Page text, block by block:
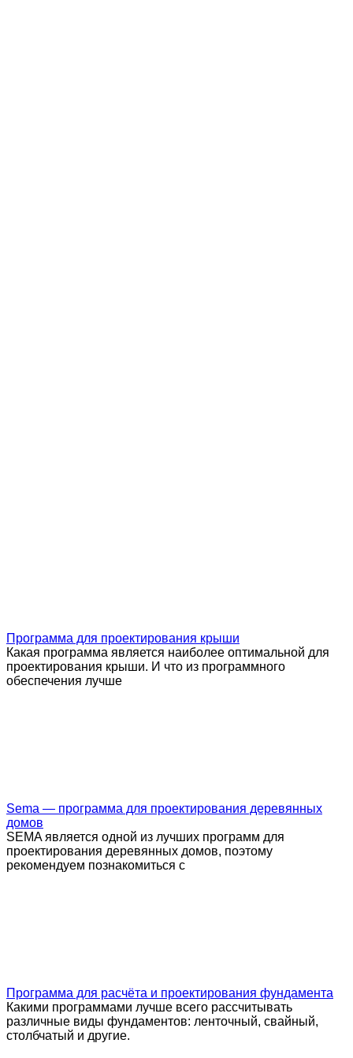
Программа для проектирования крыши
Какая программа является наиболее оптимальной для
проектирования крыши. И что из программного
обеспечения лучше
Sema — программа для проектирования деревянных
домов
SEMA является одной из лучших программ для
проектирования деревянных домов, поэтому
рекомендуем познакомиться с
Программа для расчёта и проектирования фундамента
Какими программами лучше всего рассчитывать
различные виды фундаментов: ленточный, свайный,
столбчатый и другие.